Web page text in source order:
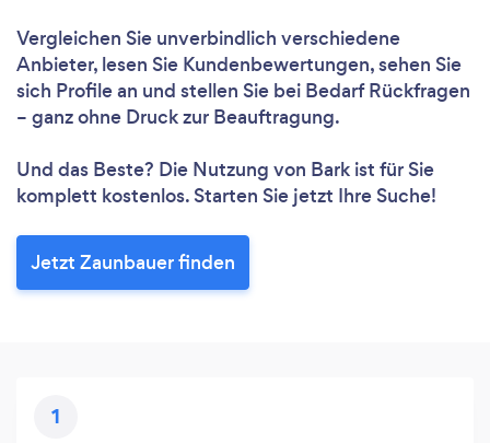
Vergleichen Sie unverbindlich verschiedene
Anbieter, lesen Sie Kundenbewertungen, sehen Sie
sich Profile an und stellen Sie bei Bedarf Rückfragen
– ganz ohne Druck zur Beauftragung.
Und das Beste? Die Nutzung von Bark ist für Sie
komplett kostenlos. Starten Sie jetzt Ihre Suche!
Jetzt Zaunbauer finden
1